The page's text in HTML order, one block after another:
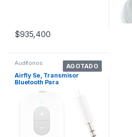
$935,400
AGOTADO
Audífonos
Airfly Se, Transmisor
Bluetooth Para